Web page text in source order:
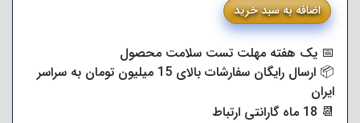
اضافه به سبد خرید
📅 یک هفته مهلت تست سلامت محصول
📦 ارسال رایگان سفارشات بالای 15 میلیون تومان به سراسر
ایران
📆 18 ماه گارانتی ارتباط